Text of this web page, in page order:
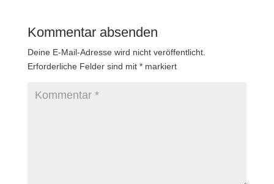
Kommentar absenden
Deine E-Mail-Adresse wird nicht veröffentlicht.
Erforderliche Felder sind mit *markiert